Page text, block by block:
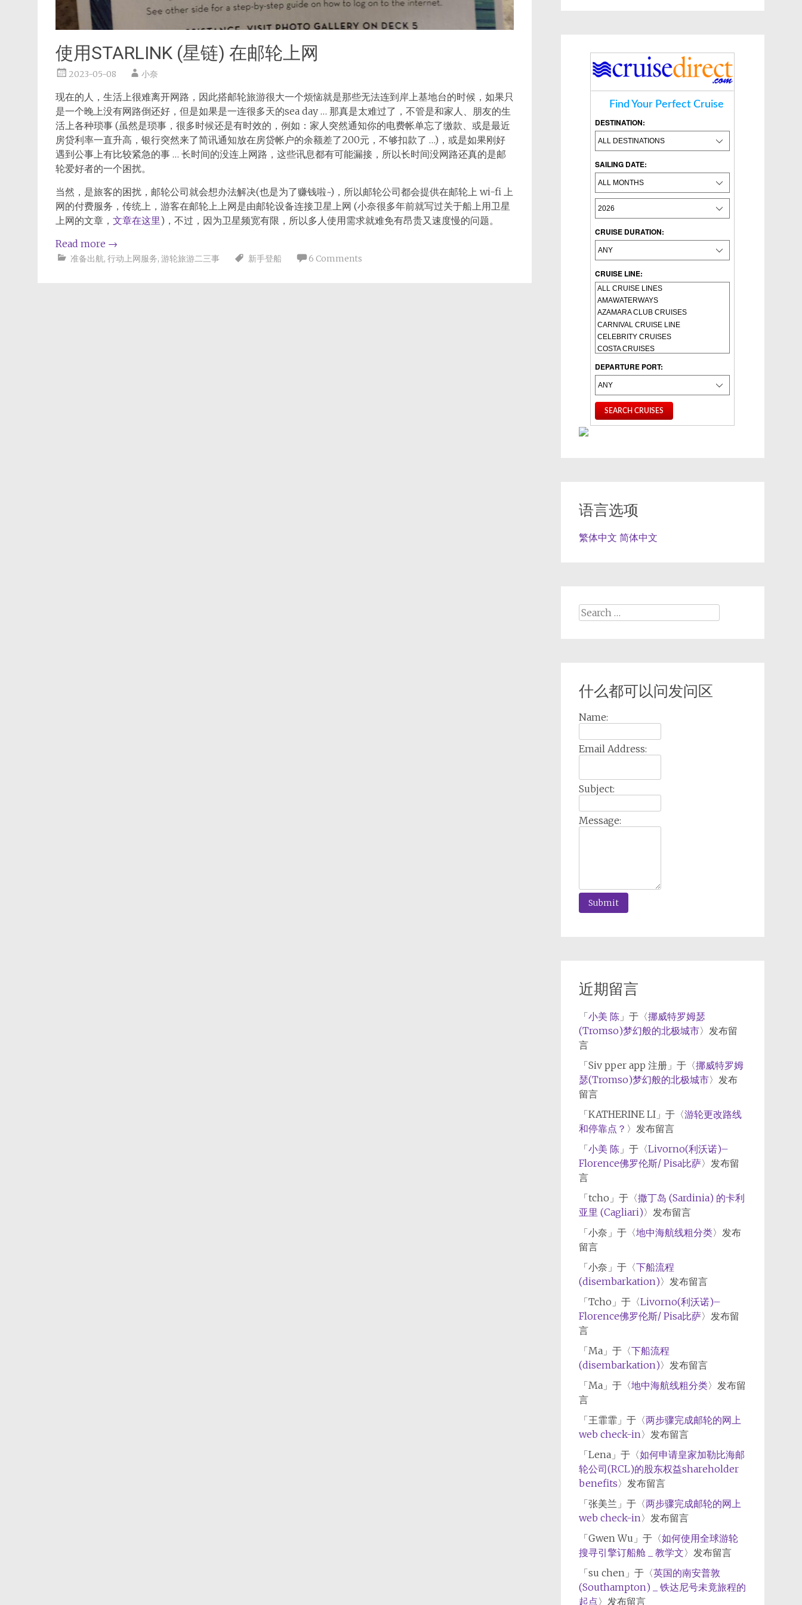
使用STARLINK (星链) 在邮轮上网
2023-05-08 小奈
现在的人，生活上很难离开网路，因此搭邮轮旅游很大一个烦恼就是那些无法连到岸上基地台的时候，如果只
是一个晚上没有网路倒还好，但是如果是一连很多天的sea day … 那真是太难过了，不管是和家人、朋友的生
活上各种琐事 (虽然是琐事，很多时候还是有时效的，例如：家人突然通知你的电费帐单忘了缴款、或是最近
房贷利率一直升高，银行突然来了简讯通知放在房贷帐户的余额差了200元，不够扣款了 …)，或是如果刚好
遇到公事上有比较紧急的事 … 长时间的没连上网路，这些讯息都有可能漏接，所以长时间没网路还真的是邮
轮爱好者的一个困扰。
当然，是旅客的困扰，邮轮公司就会想办法解决(也是为了赚钱啦~)，所以邮轮公司都会提供在邮轮上 wi-fi 上
网的付费服务，传统上，游客在邮轮上上网是由邮轮设备连接卫星上网 (小奈很多年前就写过关于船上用卫星
上网的文章， 文章在这里)，不过，因为卫星频宽有限，所以多人使用需求就难免有昂贵又速度慢的问题。
Read more →
准备出航, 行动上网服务, 游轮旅游二三事 新手登船 6 Comments
Find Your Perfect Cruise
DESTINATION:
SAILING DATE:
CRUISE DURATION:
CRUISE LINE:
DEPARTURE PORT:
语言选项
繁体中文 简体中文
Search
for:
什么都可以问发问区
Name:
Email Address:
Subject:
Message:
近期留言
「小美 陈」于〈挪威特罗姆瑟
(Tromso)梦幻般的北极城市〉发布留
言
「Siv pper app 注册」于〈挪威特罗姆
瑟(Tromso)梦幻般的北极城市〉发布
留言
「KATHERINE LI」于〈游轮更改路线
和停靠点？ 〉发布留言
「小美 陈」于〈Livorno(利沃诺)–
Florence佛罗伦斯/ Pisa比萨〉发布留
言
「tcho 」于〈撒丁岛 (Sardinia) 的卡利
亚里 (Cagliari)〉发布留言
「小奈 」于〈地中海航线粗分类〉发布
留言
「小奈 」于〈下船流程
(disembarkation)〉发布留言
「Tcho 」于〈Livorno(利沃诺)–
Florence佛罗伦斯/ Pisa比萨〉发布留
言
「Ma」于〈下船流程
(disembarkation)〉发布留言
「Ma」于〈地中海航线粗分类〉发布留
言
「王霏霏 」于〈两步骤完成邮轮的网上
web check-in〉发布留言
「Lena」于〈如何申请皇家加勒比海邮
轮公司(RCL)的股东权益shareholder
benefits〉发布留言
「张美兰 」于〈两步骤完成邮轮的网上
web check-in〉发布留言
「Gwen Wu 」于〈如何使用全球游轮
搜寻引擎订船舱 _ 教学文〉发布留言
「su chen 」于〈英国的南安普敦
(Southampton) _ 铁达尼号未竟旅程的
起点〉发布留言